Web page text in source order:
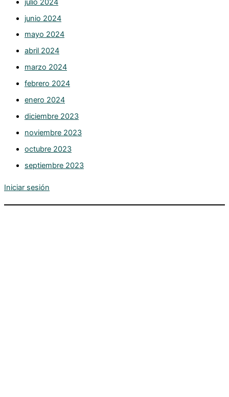
junio 2024
mayo 2024
abril 2024
marzo 2024
febrero 2024
enero 2024
diciembre 2023
noviembre 2023
octubre 2023
septiembre 2023
Iniciar sesión